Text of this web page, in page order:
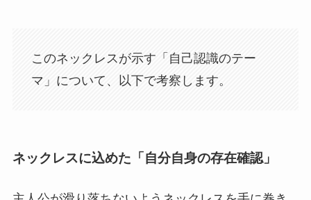
このネックレスが示す「自己認識のテー
マ」について、以下で考察します。
ネックレスに込めた「自分自身の存在確認」